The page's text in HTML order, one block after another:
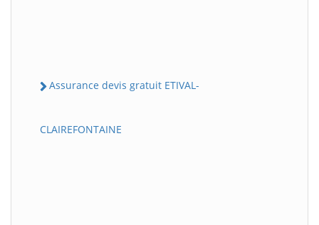
Assurance devis gratuit ETIVAL-
CLAIREFONTAINE